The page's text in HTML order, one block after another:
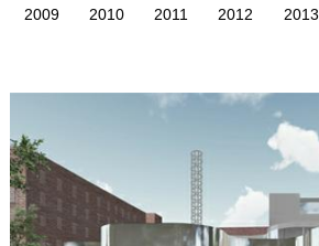
2009 2010 2011 2012 2013